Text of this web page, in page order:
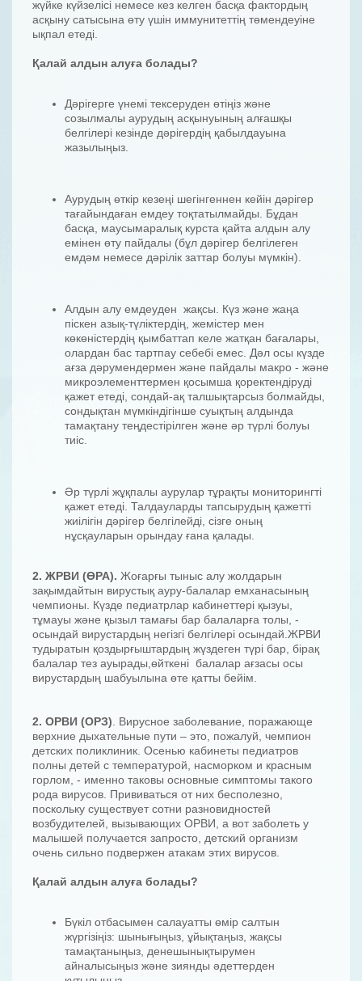
жүйке күйзелісі немесе кез келген басқа фактордың
асқыну сатысына өту үшін иммунитеттің төмендеуіне
ықпал етеді.
Қалай алдын алуға болады?
Дәрігерге үнемі тексеруден өтіңіз және
созылмалы аурудың асқынуының алғашқы
белгілері кезінде дәрігердің қабылдауына
жазылыңыз.
Аурудың өткір кезеңі шегінгеннен кейін дәрігер
тағайындаған емдеу тоқтатылмайды. Бұдан
басқа, маусымаралық курста қайта алдын алу
емінен өту пайдалы (бұл дәрігер белгілеген
емдәм немесе дәрілік заттар болуы мүмкін).
Алдын алу емдеуден жақсы. Күз және жаңа
піскен азық-түліктердің, жемістер мен
көкөністердің қымбаттап келе жатқан бағалары,
олардан бас тартпау себебі емес. Дәл осы күзде
ағза дәрумендермен және пайдалы макро - және
микроэлементтермен қосымша қоректендіруді
қажет етеді, сондай-ақ талшықтарсыз болмайды,
сондықтан мүмкіндігінше суықтың алдында
тамақтану теңдестірілген және әр түрлі болуы
тиіс.
Әр түрлі жұқпалы аурулар тұрақты мониторингті
қажет етеді. Талдауларды тапсырудың қажетті
жиілігін дәрігер белгілейді, сізге оның
нұсқауларын орындау ғана қалады.
2. ЖРВИ (ӨРА). Жоғарғы тыныс алу жолдарын
зақымдайтын вирустық ауру-балалар емханасының
чемпионы. Күзде педиатрлар кабинеттері қызуы,
тұмауы және қызыл тамағы бар балаларға толы, -
осындай вирустардың негізгі белгілері осындай.ЖРВИ
тудыратын қоздырғыштардың жүздеген түрі бар, бірақ
балалар тез ауырады,өйткені балалар ағзасы осы
вирустардың шабуылына өте қатты бейім.
2. ОРВИ (ОРЗ) . Вирусное заболевание, поражающе
верхние дыхательные пути – это, пожалуй, чемпион
детских поликлиник. Осенью кабинеты педиатров
полны детей с температурой, насморком и красным
горлом, - именно таковы основные симптомы такого
рода вирусов. Прививаться от них бесполезно,
поскольку существует сотни разновидностей
возбудителей, вызывающих ОРВИ, а вот заболеть у
малышей получается запросто, детский организм
очень сильно подвержен атакам этих вирусов.
Қалай алдын алуға болады?
Бүкіл отбасымен салауатты өмір салтын
жүргізіңіз: шынығыңыз, ұйықтаңыз, жақсы
тамақтаныңыз, денешынықтырумен
айналысыңыз және зиянды әдеттерден